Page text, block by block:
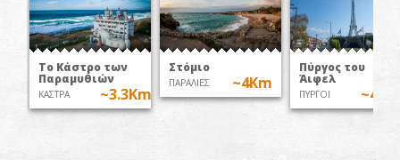
Το Κάστρο των
Παραμυθιών
ΚΑΣΤΡΑ ~3.3Km
Στόμιο
ΠΑΡΑΛΙΕΣ ~4Km
Πύργος του
Άιφελ
ΠΥΡΓΟΙ